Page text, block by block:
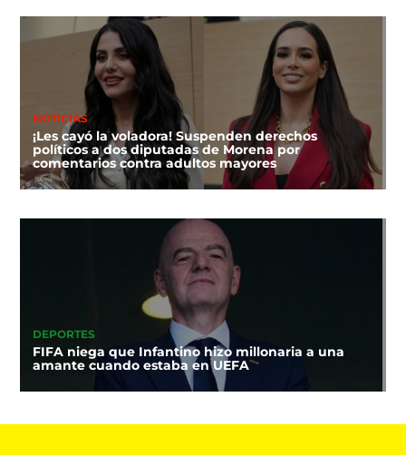
NOTICIAS
¡Les cayó la voladora! Suspenden derechos
políticos a dos diputadas de Morena por
comentarios contra adultos mayores
DEPORTES
FIFA niega que Infantino hizo millonaria a una
amante cuando estaba en UEFA